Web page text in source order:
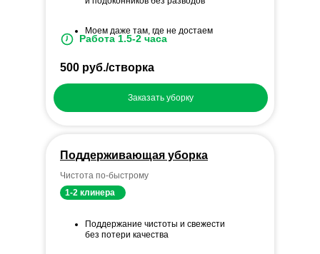
Поддержание чистоты и свежести
без потери качества
Чистота по-быстрому
Поддерживающая уборка
1-2 клинера
Моем даже там, где не достаем
500 руб./створка
Работа 1.5-2 часа
Заказать уборку